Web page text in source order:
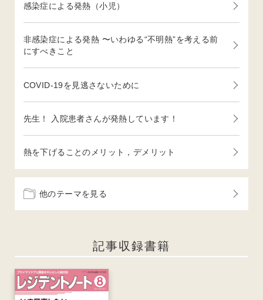
感染症による発熱（小児）
非感染症による発熱 〜いわゆる“不明熱”を考える前
にすべきこと
COVID-19を見逃さないために
先生！ 入院患者さんが発熱しています！
熱を下げることのメリット，デメリット
他のテーマを見る
記事収録書籍